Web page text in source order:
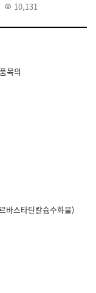
10,131
목의
바스타틴칼슘수화물)